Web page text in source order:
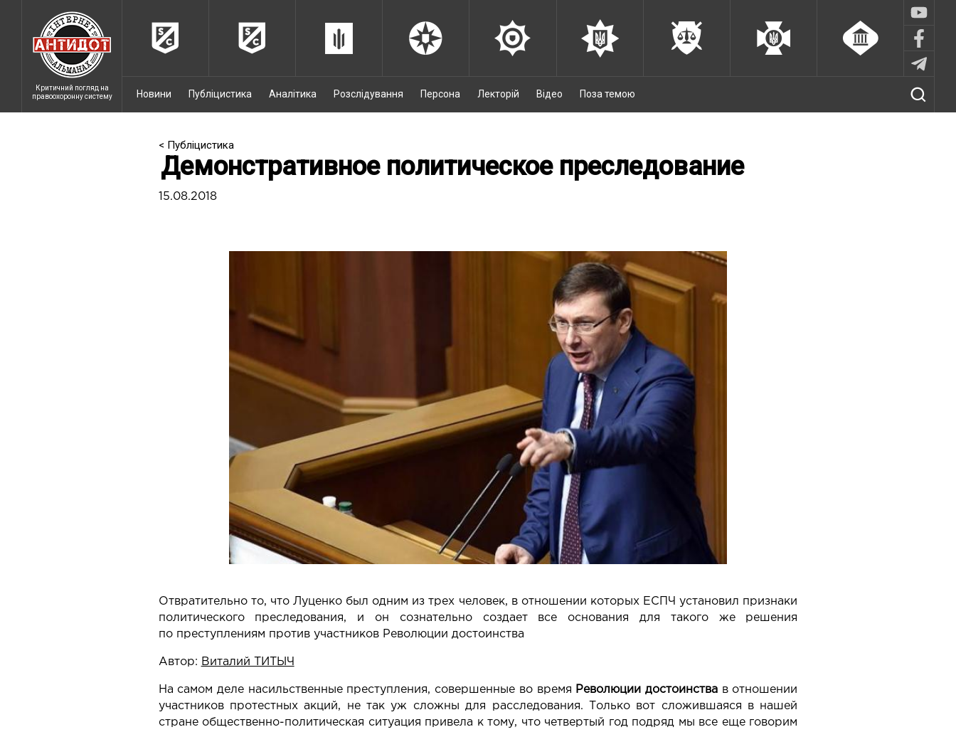
Критичний погляд на
правоохоронну систему
Новини Публіцистика Аналітика Розслідування Персона Лекторій Відео Поза темою
< Публіцистика
Демонстративное политическое преследование
15.08.2018
Отвратительно то, что Луценко был одним из трех человек, в отношении которых ЕСПЧ установил признаки
политического преследования, и он сознательно создает все основания для такого же решения
по преступлениям против участников Революции достоинства
Автор: Виталий ТИТЫЧ
На самом деле насильственные преступления, совершенные во время Революции достоинствав отношении
участников протестных акций, не так уж сложны для расследования. Только вот сложившаяся в нашей
стране общественно-политическая ситуация привела к тому, что четвертый год подряд мы все еще говорим